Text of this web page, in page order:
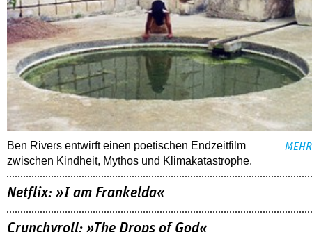
Ben Rivers entwirft einen poetischen Endzeitfilm
zwischen Kindheit, Mythos und Klimakatastrophe.
MEHR
Netflix: »I am Frankelda«
Crunchyroll: »The Drops of God«